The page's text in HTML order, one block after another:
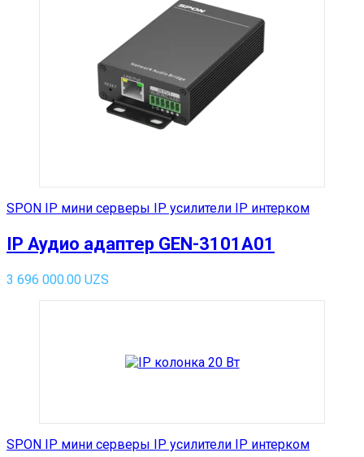
SPON IP мини серверы IP усилители IP интерком
IP Аудио адаптер GEN-3101A01
3 696 000.00 UZS
SPON IP мини серверы IP усилители IP интерком